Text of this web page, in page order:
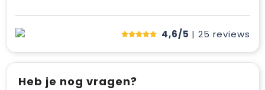
4,6/5 | 25 reviews
Heb je nog vragen?